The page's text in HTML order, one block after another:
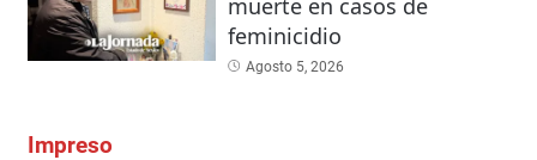
muerte en casos de
feminicidio
Agosto 5, 2026
Impreso